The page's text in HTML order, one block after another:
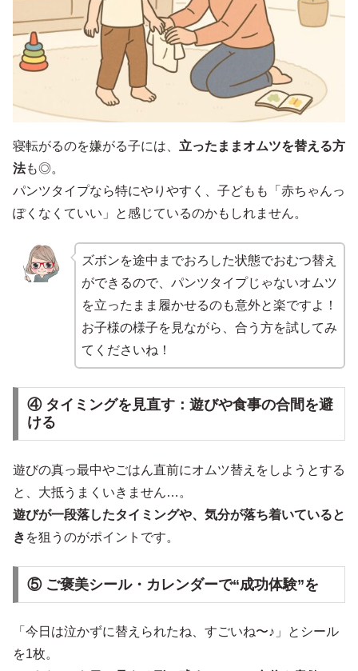
寝転がるのを嫌がる子には、 立ったままオムツを替える方
法も◎。
パンツタイプなら特にやりやすく、子どもも「赤ちゃんっ
ぽくなくていい」と感じているのかもしれません。
ズボンを途中までおろした状態でおむつ替え
ができるので、パンツタイプじゃないオムツ
を立ったまま履かせるのも意外と楽ですよ！
お子様の様子を見ながら、合う方を試してみ
てくださいね！
④ タイミングを見直す：遊びや食事の合間を避
ける
遊びの真っ最中やごはん直前にオムツ替えをしようとする
と、大抵うまくいきません…。
遊びが一段落したタイミングや、気分が落ち着いていると
き を狙うのがポイントです。
⑤ ご褒美シール・カレンダーで“成功体験”を
「今日は泣かずに替えられたね、すごいね〜♪」とシール
を1枚。